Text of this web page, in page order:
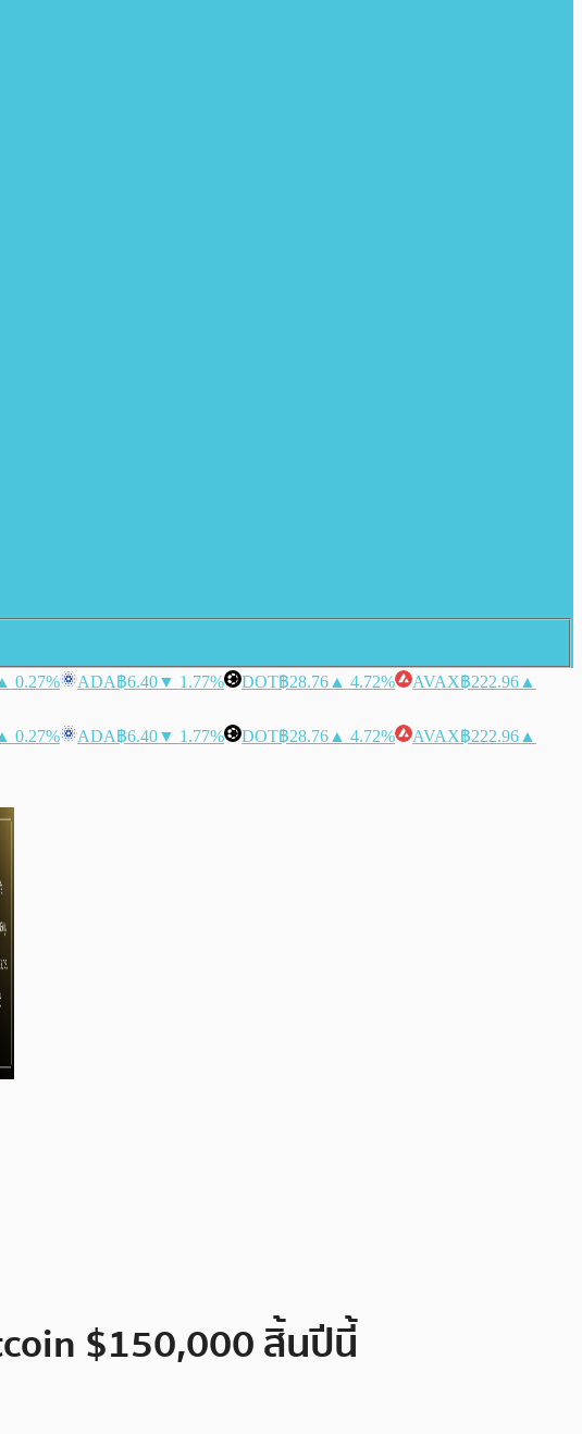
0.27% ADA฿6.40▼ 1.77% DOT฿28.76 ▲ 4.72% AVAX฿222.96 ▲
0.27% ADA฿6.40▼ 1.77% DOT฿28.76 ▲ 4.72% AVAX฿222.96 ▲
$150,000 สิ้นปีนี้